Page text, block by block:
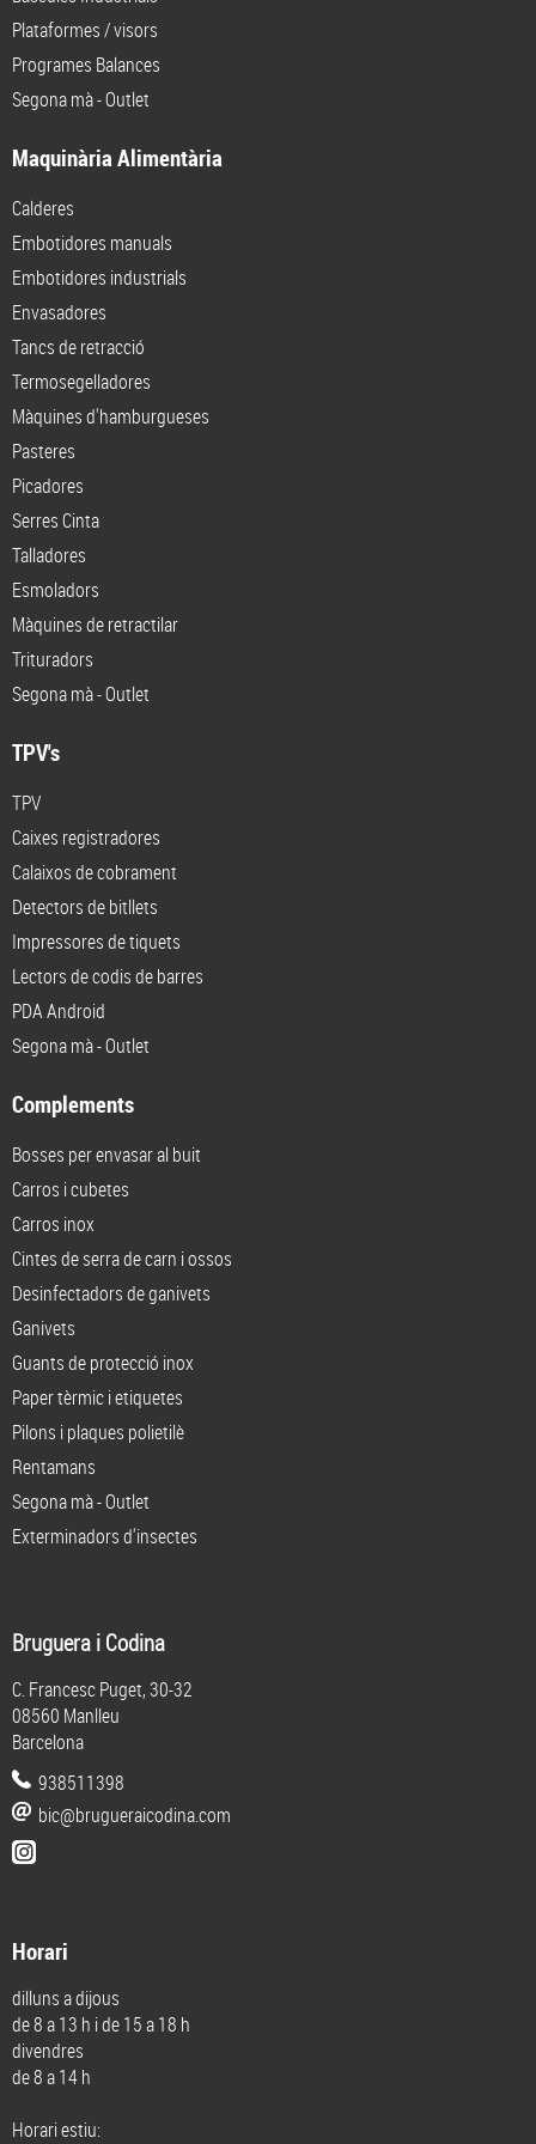
Plataformes / visors
Programes Balances
Segona mà - Outlet
Maquinària Alimentària
Calderes
Embotidores manuals
Embotidores industrials
Envasadores
Tancs de retracció
Termosegelladores
Màquines d'hamburgueses
Pasteres
Picadores
Serres Cinta
Talladores
Esmoladors
Màquines de retractilar
Trituradors
Segona mà - Outlet
TPV's
TPV
Caixes registradores
Calaixos de cobrament
Detectors de bitllets
Impressores de tiquets
Lectors de codis de barres
PDA Android
Segona mà - Outlet
Complements
Bosses per envasar al buit
Carros i cubetes
Carros inox
Cintes de serra de carn i ossos
Desinfectadors de ganivets
Ganivets
Guants de protecció inox
Paper tèrmic i etiquetes
Pilons i plaques polietilè
Rentamans
Segona mà - Outlet
Exterminadors d'insectes
Bruguera i Codina
C. Francesc Puget, 30-32
08560 Manlleu
Barcelona
938511398
bic@brugueraicodina.com
Horari
dilluns a dijous
de 8 a 13 h i de 15 a 18 h
divendres
de 8 a 14 h
Horari estiu: